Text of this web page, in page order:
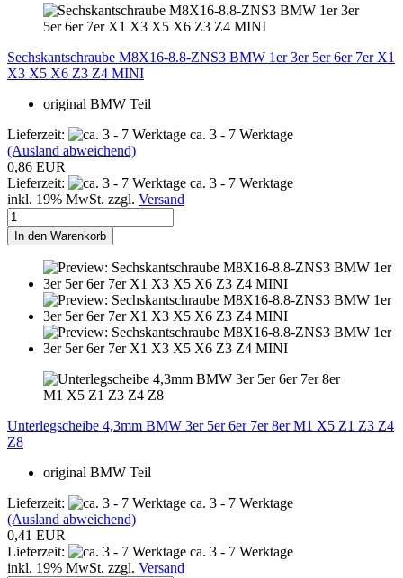
Sechskantschraube M8X16-8.8-ZNS3 BMW 1er 3er 5er 6er 7er X1
X3 X5 X6 Z3 Z4 MINI
original BMW Teil
Lieferzeit:
ca. 3 - 7 Werktage
(Ausland abweichend)
0,86 EUR
Lieferzeit:
ca. 3 - 7 Werktage
inkl. 19% MwSt. zzgl. Versand
In den Warenkorb
Unterlegscheibe 4,3mm BMW 3er 5er 6er 7er 8er M1 X5 Z1 Z3 Z4
Z8
original BMW Teil
Lieferzeit:
ca. 3 - 7 Werktage
(Ausland abweichend)
0,41 EUR
Lieferzeit:
ca. 3 - 7 Werktage
inkl. 19% MwSt. zzgl. Versand